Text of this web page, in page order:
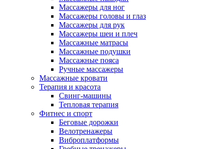
Массажеры для ног
Массажеры головы и глаз
Массажеры для рук
Массажеры шеи и плеч
Массажные матрасы
Массажные подушки
Массажные пояса
Ручные массажеры
Массажные кровати
Терапия и красота
Свинг-машины
Тепловая терапия
Фитнес и спорт
Беговые дорожки
Велотренажеры
Виброплатформы